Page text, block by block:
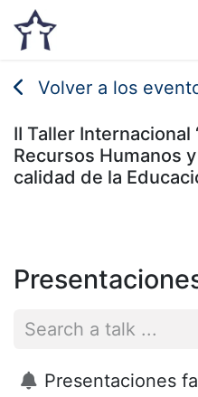
Volver a los
II Taller Internacional
Recursos Humanos
calidad de la
Presentaciones